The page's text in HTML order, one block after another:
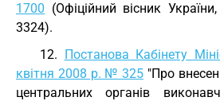
1700 (Офіційний вісник
3324).
12. Постанова Кабінету
квітня 2008 р. № 325 "Про
центральних органів